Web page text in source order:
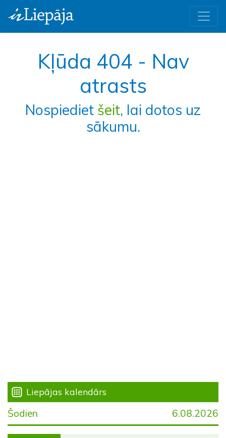
Kļūda 404 - Nav
atrasts
Nospiediet šeit, lai dotos uz
sākumu.
Liepājas kalendārs
Šodien 6.08.2026